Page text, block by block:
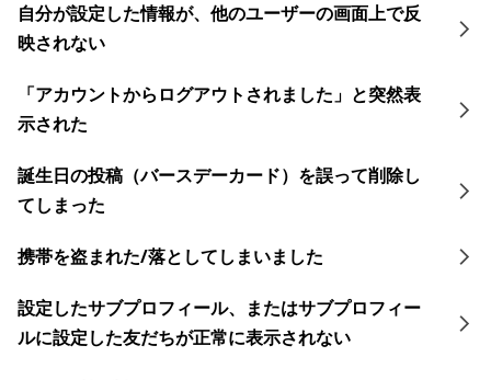
自分が設定した情報が、他のユーザーの画面上で反
映されない
「アカウントからログアウトされました」と突然表
示された
誕生日の投稿（バースデーカード）を誤って削除し
てしまった
携帯を盗まれた/落としてしまいました
設定したサブプロフィール、またはサブプロフィー
ルに設定した友だちが正常に表示されない